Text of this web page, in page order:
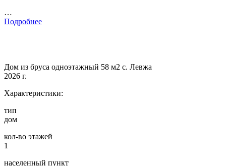
…
Подробнее
Дом из бруса одноэтажный 58 м2 с. Левжа
2026 г.
Характеристики:
тип
дом
кол-во этажей
1
населенный пункт